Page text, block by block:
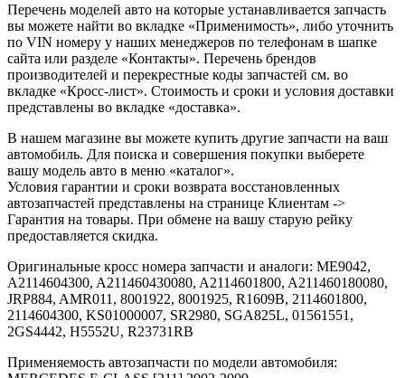
Перечень моделей авто на которые устанавливается запчасть
вы можете найти во вкладке «Применимость», либо уточнить
по VIN номеру у наших менеджеров по телефонам в шапке
сайта или разделе «Контакты». Перечень брендов
производителей и перекрестные коды запчастей см. во
вкладке «Кросс-лист». Стоимость и сроки и условия доставки
представлены во вкладке «доставка».
В нашем магазине вы можете купить другие запчасти на ваш
автомобиль. Для поиска и совершения покупки выберете
вашу модель авто в меню «каталог».
Условия гарантии и сроки возврата восстановленных
автозапчастей представлены на странице Клиентам ->
Гарантия на товары. При обмене на вашу старую рейку
предоставляется скидка.
Оригинальные кросс номера запчасти и аналоги: ME9042,
A2114604300, A211460430080, A2114601800, A211460180080,
JRP884, AMR011, 8001922, 8001925, R1609B, 2114601800,
2114604300, KS01000007, SR2980, SGA825L, 01561551,
2GS4442, H5552U, R23731RB
Применяемость автозапчасти по модели автомобиля: